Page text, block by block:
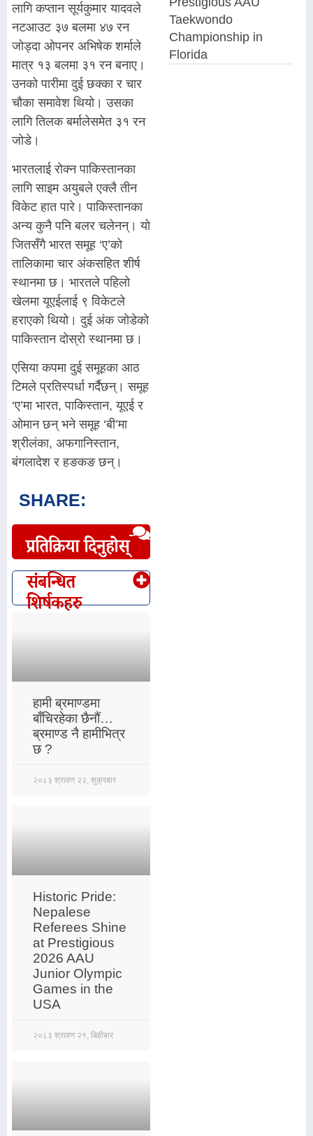
लागि कप्तान सूर्यकुमार यादवले
नटआउट ३७ बलमा ४७ रन
जोड्दा ओपनर अभिषेक शर्माले
मात्र १३ बलमा ३१ रन बनाए।
उनको पारीमा दुई छक्का र चार
चौका समावेश थियो। उसका
लागि तिलक बर्मालेसमेत ३१ रन
जोडे।
भारतलाई रोक्न पाकिस्तानका
लागि साइम अयुबले एक्लै तीन
विकेट हात पारे। पाकिस्तानका
अन्य कुनै पनि बलर चलेनन्। यो
जितसँगै भारत समूह ‘ए’को
तालिकामा चार अंकसहित शीर्ष
स्थानमा छ। भारतले पहिलो
खेलमा यूएईलाई ९ विकेटले
हराएको थियो। दुई अंक जोडेको
पाकिस्तान दोस्रो स्थानमा छ।
एसिया कपमा दुई समूहका आठ
टिमले प्रतिस्पर्धा गर्दैछन्। समूह
‘ए’मा भारत, पाकिस्तान, यूएई र
ओमान छन् भने समूह ‘बी’मा
श्रीलंका, अफगानिस्तान,
बंगलादेश र हङकङ छन्।
SHARE:
प्रतिक्रिया दिनुहोस्
संबन्धित
शिर्षकहरु
हामी ब्रमाण्डमा
बाँचिरहेका छैनौं…
ब्रमाण्ड नै हामीभित्र
छ ?
२०८३ श्रावण २२, शुक्रबार
Historic Pride:
Nepalese
Referees Shine
at Prestigious
2026 AAU
Junior Olympic
Games in the
USA
२०८३ श्रावण २१, बिहीबार
Taekwondo
Championship in
Florida